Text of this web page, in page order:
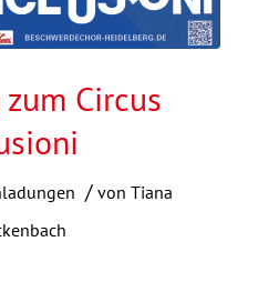
Circus
/ vonTiana